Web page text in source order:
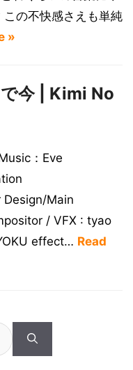
の不快感さえも単純
»
今 | Kimi No
：Eve
Main
/ VFX : tyao
effect… Read